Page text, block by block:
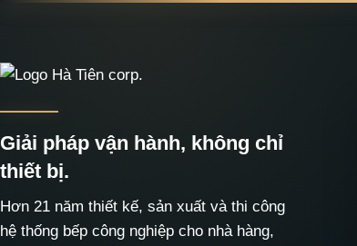
Giải pháp vận hành, không chỉ
thiết bị.
Hơn 21 năm thiết kế, sản xuất và thi công
hệ thống bếp công nghiệp cho nhà hàng,